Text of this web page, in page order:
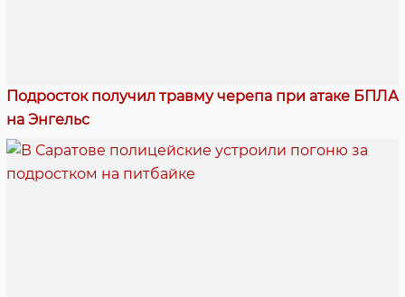
Подросток получил травму черепа при атаке БПЛА
на Энгельс